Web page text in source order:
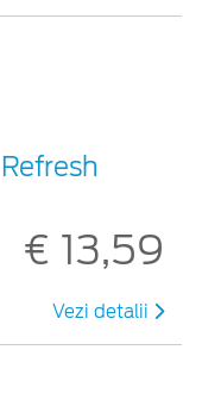
€ 13,59
Vezi detalii